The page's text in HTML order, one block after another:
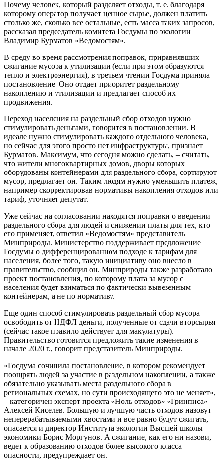
Почему человек, который разделяет отходы, т. е. благодаря
которому оператор получает ценное сырье, должен платить
столько же, сколько все остальные, есть масса таких запросов,
рассказал председатель комитета Госдумы по экологии
Владимир Бурматов «Ведомостям».
В среду во время рассмотрения поправок, приравнявших
сжигание мусора к утилизации (если при этом образуются
тепло и электроэнергия), в третьем чтении Госдума приняла
постановление. Оно отдает приоритет раздельному
накоплению и утилизации и предлагает способ их
продвижения.
Переход населения на раздельный сбор отходов нужно
стимулировать деньгами, говорится в постановлении. В
идеале нужно стимулировать каждого отдельного человека,
но сейчас для этого просто нет инфраструктуры, признает
Бурматов. Максимум, что сегодня можно сделать, – считать,
что жители многоквартирных домов, дворы которых
оборудованы контейнерами для раздельного сбора, сортируют
мусор, предлагает он. Таким людям нужно уменьшить платеж,
например скорректировав нормативы накопления отходов или
тариф, уточняет депутат.
Уже сейчас на согласовании находятся поправки о введении
раздельного сбора для людей и снижении платы для тех, кто
его применяет, ответил «Ведомостям» представитель
Минприроды. Министерство поддерживает предложение
Госдумы о дифференцированном подходе к тарифам для
населения, более того, такую инициативу оно внесло в
правительство, сообщил он. Минприроды также разработало
проект постановления, по которому плата за мусор с
населения будет взиматься по фактически вывезенным
контейнерам, а не по нормативу.
Еще один способ стимулировать раздельный сбор мусора –
освободить от НДФЛ деньги, полученные от сдачи вторсырья
(сейчас такое правило действует для макулатуры).
Правительство готовится предложить такие изменения в
начале 2020 г., говорит представитель Минприроды.
«Госдума сочинила постановление, в котором рекомендует
поощрять людей за участие в раздельном накоплении, а также
обязательно указывать места раздельного сбора в
региональных схемах, но сути происходящего это не меняет»,
– категоричен эксперт проекта «Ноль отходов» «Гринписа»
Алексей Киселев. Большую и лучшую часть отходов назовут
неперерабатываемыми хвостами и все равно будут сжигать,
опасается и директор Института экологии Высшей школы
экономики Борис Моргунов. А сжигание, как его ни назови,
ведет к образованию отходов более высокого класса
опасности, предупреждает он.